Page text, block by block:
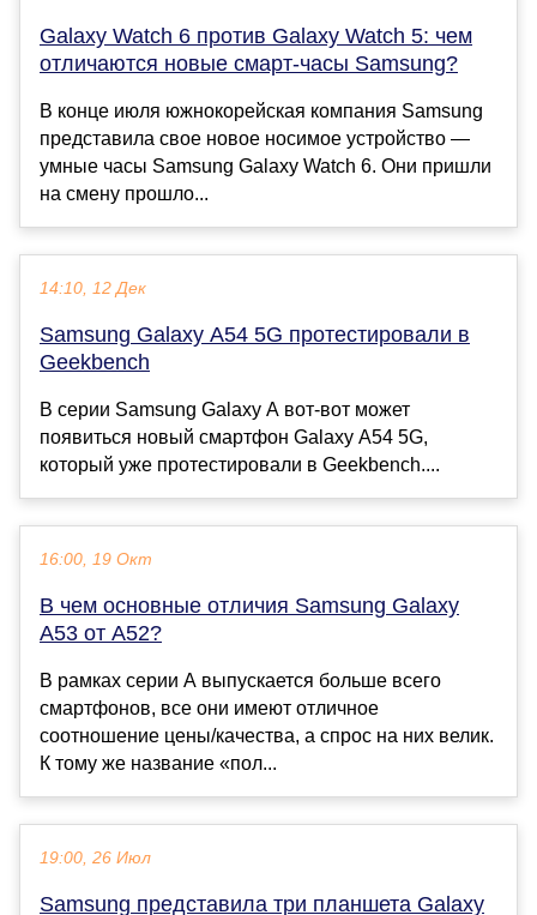
Galaxy Watch 6 против Galaxy Watch 5: чем
отличаются новые смарт-часы Samsung?
В конце июля южнокорейская компания Samsung
представила свое новое носимое устройство —
умные часы Samsung Galaxy Watch 6. Они пришли
на смену прошло...
14:10, 12 Дек
Samsung Galaxy A54 5G протестировали в
Geekbench
В серии Samsung Galaxy A вот-вот может
появиться новый смартфон Galaxy A54 5G,
который уже протестировали в Geekbench....
16:00, 19 Окт
В чем основные отличия Samsung Galaxy
A53 от A52?
В рамках серии А выпускается больше всего
смартфонов, все они имеют отличное
соотношение цены/качества, а спрос на них велик.
К тому же название «пол...
19:00, 26 Июл
Samsung представила три планшета Galaxy